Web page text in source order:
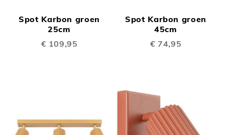
Spot Karbon groen
25cm
€ 109,95
Spot Karbon groen
45cm
€ 74,95